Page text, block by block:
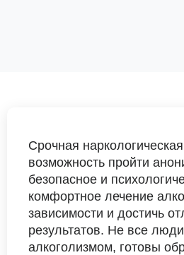
Срочная
возможность пройти
безопасное и
комфортное лечение
зависимости и достичь
результатов. Не все
алкоголизмом, готовы